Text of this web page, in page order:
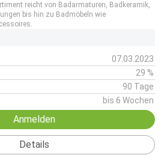
reicht von Badarmaturen, Badkeramik,
bis hin zu Badmöbeln wie
07.03.2023
29 %
90 Tage
bis 6 Wochen
Anmelden
Details